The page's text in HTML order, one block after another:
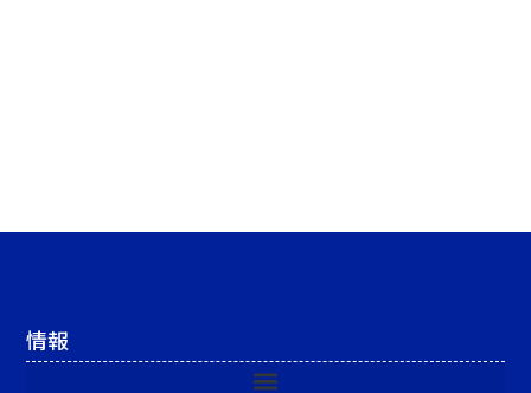
情報